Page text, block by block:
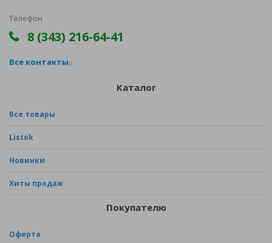
Телефон
8 (343) 216-64-41
Все контакты
Каталог
Все товары
Listok
Новинки
Хиты продаж
Покупателю
Оферта